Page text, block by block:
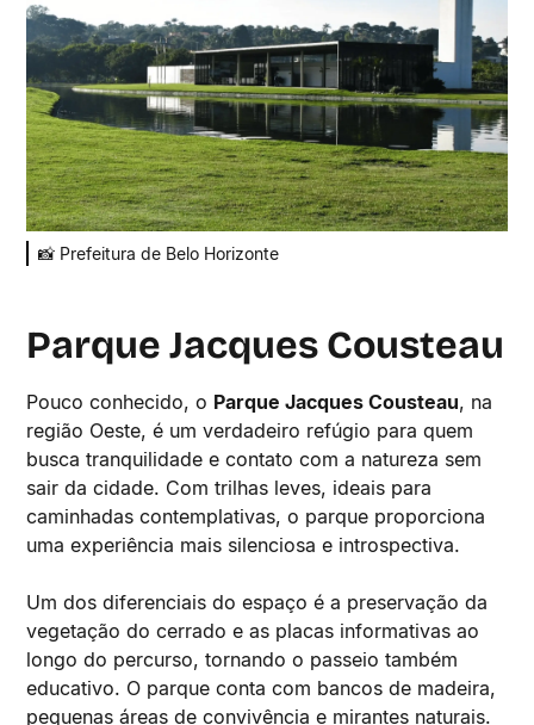
📸 Prefeitura de Belo Horizonte
Parque Jacques Cousteau
Pouco conhecido, o Parque Jacques Cousteau, na
região Oeste, é um verdadeiro refúgio para quem
busca tranquilidade e contato com a natureza sem
sair da cidade. Com trilhas leves, ideais para
caminhadas contemplativas, o parque proporciona
uma experiência mais silenciosa e introspectiva.
Um dos diferenciais do espaço é a preservação da
vegetação do cerrado e as placas informativas ao
longo do percurso, tornando o passeio também
educativo. O parque conta com bancos de madeira,
pequenas áreas de convivência e mirantes naturais.